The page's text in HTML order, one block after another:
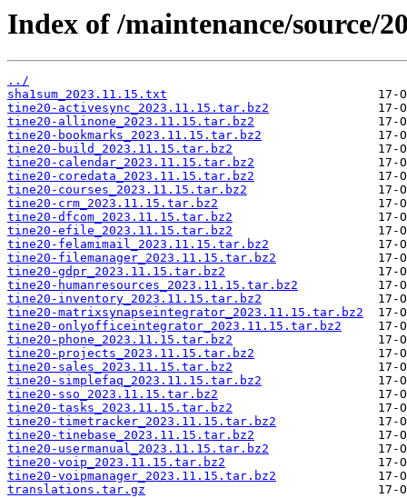
Index of /maintenance/source/
../
sha1sum_2023.11.15.txt
tine20-activesync_2023.11.15.tar.bz2
tine20-allinone_2023.11.15.tar.bz2
tine20-bookmarks_2023.11.15.tar.bz2
tine20-build_2023.11.15.tar.bz2
tine20-calendar_2023.11.15.tar.bz2
tine20-coredata_2023.11.15.tar.bz2
tine20-courses_2023.11.15.tar.bz2
tine20-crm_2023.11.15.tar.bz2
tine20-dfcom_2023.11.15.tar.bz2
tine20-efile_2023.11.15.tar.bz2
tine20-felamimail_2023.11.15.tar.bz2
tine20-filemanager_2023.11.15.tar.bz2
tine20-gdpr_2023.11.15.tar.bz2
tine20-humanresources_2023.11.15.tar.bz2
tine20-inventory_2023.11.15.tar.bz2
tine20-matrixsynapseintegrator_2023.11.15.tar.bz2
tine20-onlyofficeintegrator_2023.11.15.tar.bz2
tine20-phone_2023.11.15.tar.bz2
tine20-projects_2023.11.15.tar.bz2
tine20-sales_2023.11.15.tar.bz2
tine20-simplefaq_2023.11.15.tar.bz2
tine20-sso_2023.11.15.tar.bz2
tine20-tasks_2023.11.15.tar.bz2
tine20-timetracker_2023.11.15.tar.bz2
tine20-tinebase_2023.11.15.tar.bz2
tine20-usermanual_2023.11.15.tar.bz2
tine20-voip_2023.11.15.tar.bz2
tine20-voipmanager_2023.11.15.tar.bz2
translations.tar.gz